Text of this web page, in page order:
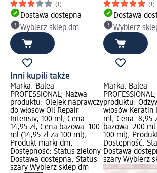
(1)
Dostawa dostępna
Wybierz sklep dm
(1)
Dostawa
Wybierz
Inni kupili także
Marka: Balea
PROFESSIONAL; Nazwa
produktu: Olejek naprawczy
do włosów Oil Repair
Intensiv, 100 ml; Cena:
14,95 zł; Cena bazowa: 100
ml (14,95 zł za 100 ml);
Produkt marki dm;
Dostępność: Status zielony
Dostawa dostępna, Status
szary Wybierz sklep dm
Marka: Balea
produktu:
włosów Keratin
ml; Cena: 8,95
bazowa: 200 ml
100 ml);
Dostępność:
Dostawa
szary Wybierz